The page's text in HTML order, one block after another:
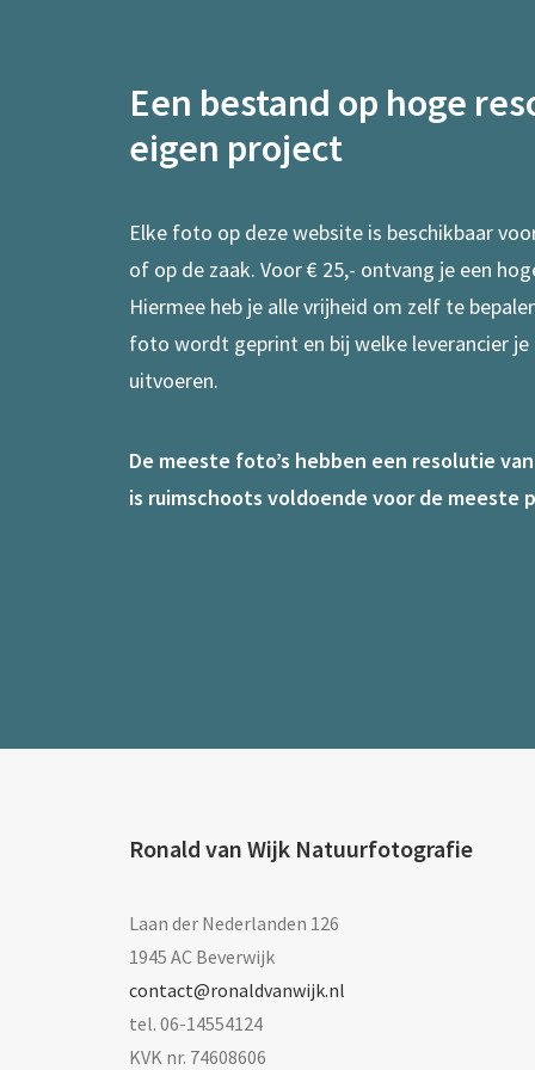
Een bestand op hoge
eigen project
Elke foto op deze website is beschikbaar
of op de zaak. Voor € 25,- ontvang je een
Hiermee heb je alle vrijheid om zelf te
foto wordt geprint en bij welke leverancier
uitvoeren.
De meeste foto’s hebben een resolutie
is ruimschoots voldoende voor de meeste
Ronald van Wijk Natuurfotografie
Laan der Nederlanden 126
1945 AC Beverwijk
contact@ronaldvanwijk.nl
tel. 06-14554124
KVK nr. 74608606